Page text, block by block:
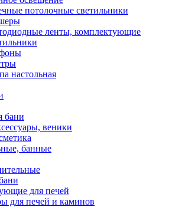
потолочные светильники
ленты, комплектующие
настольная
бани
веники
банные
для печей
для печей и каминов